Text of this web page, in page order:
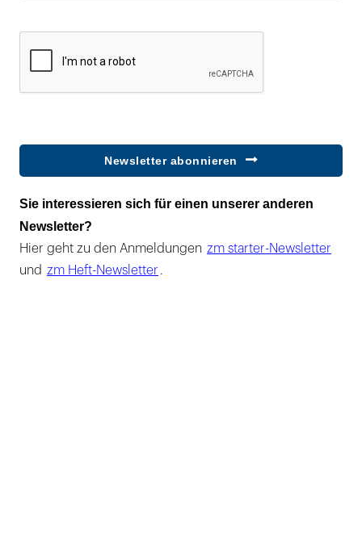
Newsletter abonnieren
Sie interessieren sich für einen unserer anderen
Newsletter?
Hier geht zu den Anmeldungen zm starter-Newsletter
und zm Heft-Newsletter .